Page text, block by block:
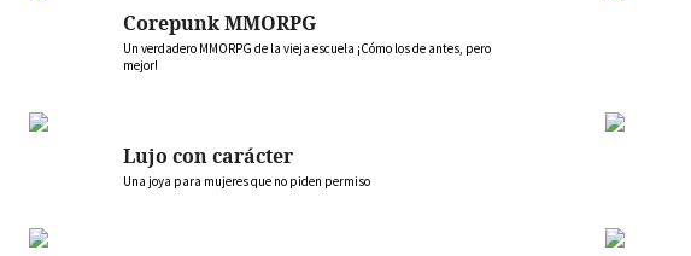
Corepunk MMORPG
Un verdadero MMORPG de la vieja escuela ¡Cómo los de antes, pero
mejor!
Lujo con carácter
Una joya para mujeres que no piden permiso